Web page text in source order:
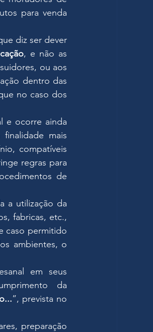
para venda
diz ser dever
, e não as
ou aos
dentro das
no caso dos
e ocorre ainda
mais
compatíveis
regras para
de
a utilização da
fabricas, etc.,
caso permitido
ambientes, o
em seus
da
”, prevista no
preparação